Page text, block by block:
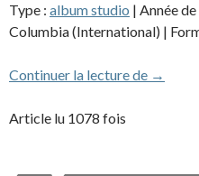
Type : album studio | Année
Columbia (International) |
Continuer la lecture de →
Article lu 1078 fois